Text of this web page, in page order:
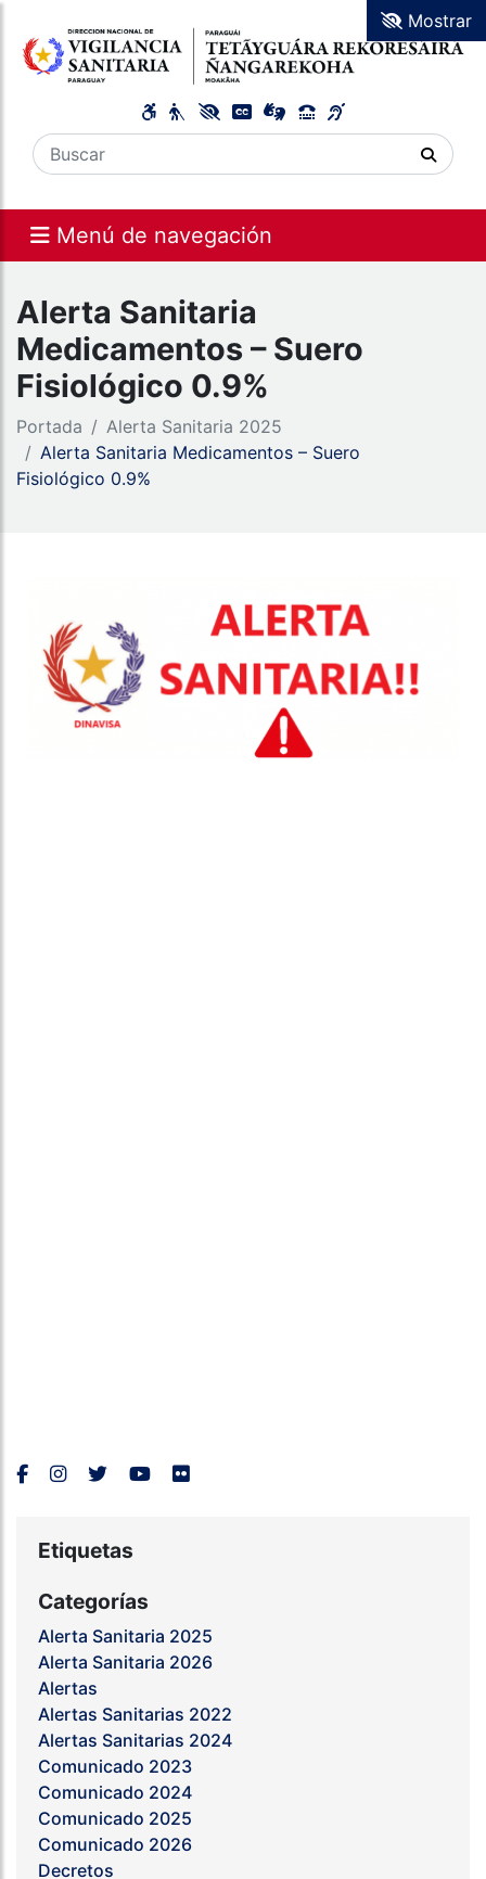
Menú de navegación
Mostrar
Alerta Sanitaria
Medicamentos – Suero
Fisiológico 0.9%
Portada
Alerta Sanitaria 2025
Alerta Sanitaria Medicamentos – Suero
Fisiológico 0.9%
Etiquetas
Categorías
Alerta Sanitaria 2025
Alerta Sanitaria 2026
Alertas
Alertas Sanitarias 2022
Alertas Sanitarias 2024
Comunicado 2023
Comunicado 2024
Comunicado 2025
Comunicado 2026
Decretos